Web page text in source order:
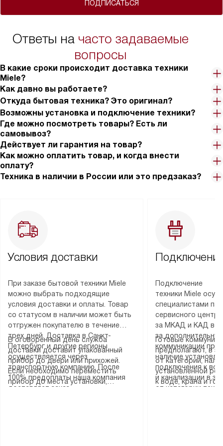
ПОДПИСАТЬСЯ
Ответы на часто задаваемые
вопросы
В какие сроки происходит доставка техники
Miele?
Как давно вы работаете?
Откуда бытовая техника? Это оригинал?
Возможны установка и подключение техники?
Где можно посмотреть товары? Есть ли
самовывоз?
Действует ли гарантия на товар?
Как можно оплатить товар, и когда внести
оплату?
Техника в наличии в России или это предзаказ?
Условия доставки
При заказе бытовой техники Miele
можно выбрать подходящие
условия доставки и оплаты. Товар
со статусом в наличии может быть
отгружен покупателю в течение
трех дней. Доставка в Санкт-
Петербург и другие регионы
осуществляется через
транспортную компанию. После
100% предоплаты наша компания
доставляет заказ
В оговоренный день служба
доставки доставит упакованный
прибор до двери или прихожей.
Если необходимо переместить
прибор до места установки,
Подключение
техники Miele
специалистами
сервисного
за МКАД и КАД
за
коммуникации
наличие
подключения к
и канализации в
от категории
Готовые
предполагают, в
от категории,
установленной
к воде, крана и